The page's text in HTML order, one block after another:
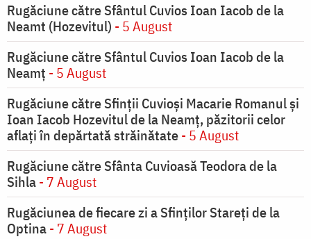
Rugăciune către Sfântul Cuvios Ioan Iacob de la
Neamt (Hozevitul) - 5 August
Rugăciune către Sfântul Cuvios Ioan Iacob de la
Neamț - 5 August
Rugăciune către Sfinții Cuvioși Macarie Romanul și
Ioan Iacob Hozevitul de la Neamț, păzitorii celor
aflați în depărtată străinătate- 5 August
Rugăciune către Sfânta Cuvioasă Teodora de la
Sihla- 7 August
Rugăciunea de fiecare zi a Sfinților Stareți de la
Optina- 7 August